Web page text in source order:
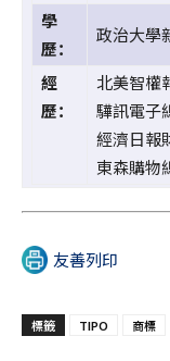
學
歷：
政治大學
經
歷：
北美智權
驊訊電子
經濟日報
東森購物
友善列印
標籤 TIPO 商標